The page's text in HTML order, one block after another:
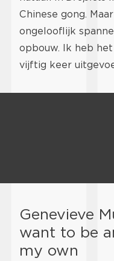
Chinese gong.
ongelooflijk
opbouw. Ik heb
vijftig keer
Genevieve
want to be
my own